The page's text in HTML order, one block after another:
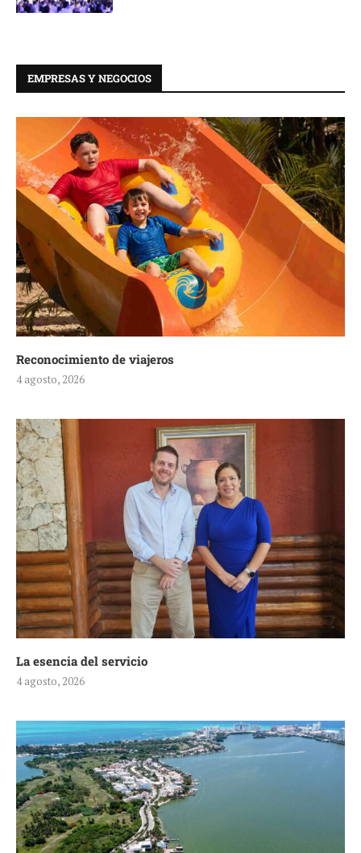
EMPRESAS Y NEGOCIOS
Reconocimiento de viajeros
4 agosto, 2026
La esencia del servicio
4 agosto, 2026